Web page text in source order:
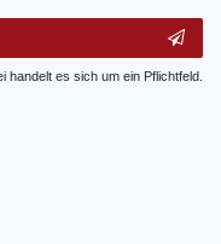
handelt es sich um ein Pflichtfeld.